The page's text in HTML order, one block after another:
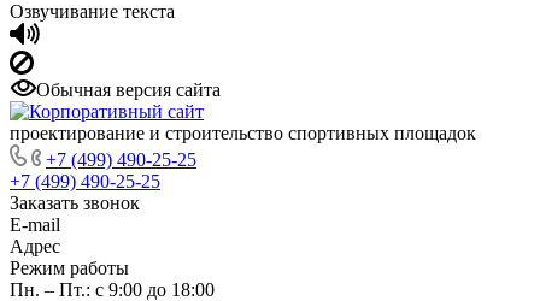
Озвучивание текста
Обычная версия сайта
проектирование и строительство спортивных площадок
+7 (499) 490-25-25
+7 (499) 490-25-25
Заказать звонок
E-mail
Адрес
Режим работы
Пн. – Пт.: с 9:00 до 18:00